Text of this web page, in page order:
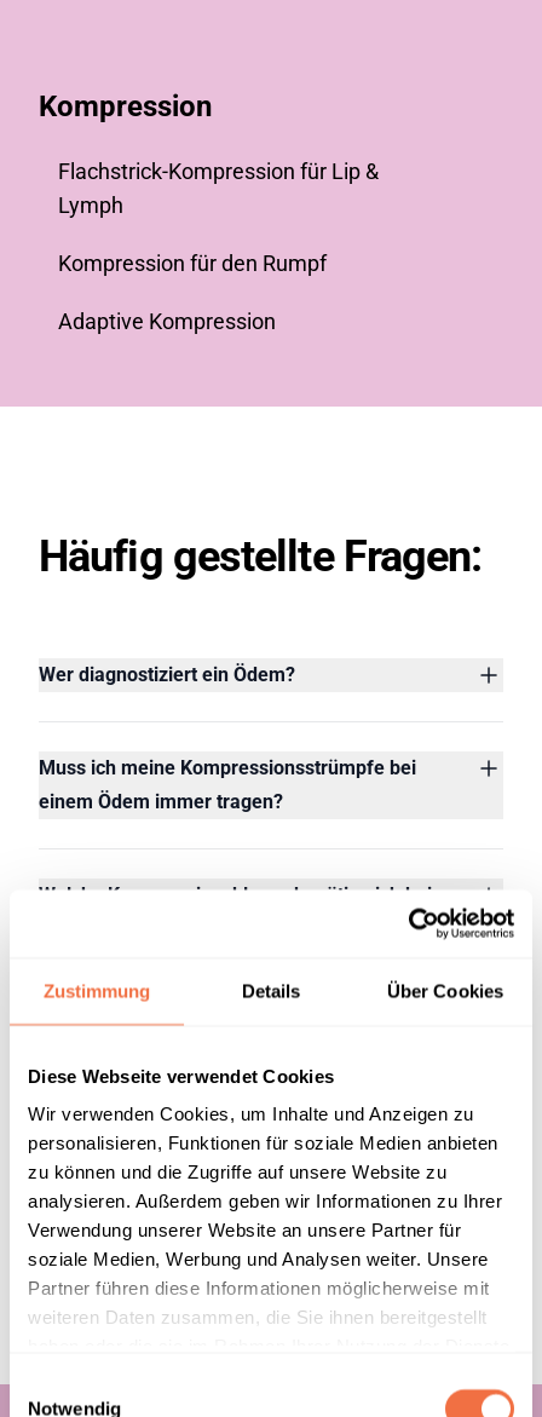
Zustimmung Details Über Cookies
Diese Webseite verwendet Cookies
Wir verwenden Cookies, um Inhalte und Anzeigen zu
personalisieren, Funktionen für soziale Medien anbieten
zu können und die Zugriffe auf unsere Website zu
analysieren. Außerdem geben wir Informationen zu Ihrer
Verwendung unserer Website an unsere Partner für
soziale Medien, Werbung und Analysen weiter. Unsere
Partner führen diese Informationen möglicherweise mit
weiteren Daten zusammen, die Sie ihnen bereitgestellt
Einwilligungsauswahl
Notwendig
Kompression
Flachstrick-Kompression für Lip &
Lymph
Kompression für den Rumpf
Adaptive Kompression
Häufig gestellte Fragen:
Wer diagnostiziert ein Ödem?
Muss ich meine Kompressionsstrümpfe bei
einem Ödem immer tragen?
Welche Kompressionsklasse benötige ich bei
Welche weiteren Hilfsmittel und Angebote gibt
Lymphödempatient*innen?
Werden die Kosten für Kompressionsstrümpfe
bei Lymphödem von der Krankenkasse
übernommen?